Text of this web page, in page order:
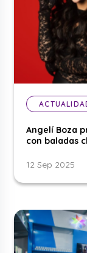
Angelí Boza
con baladas
12 Sep 2025